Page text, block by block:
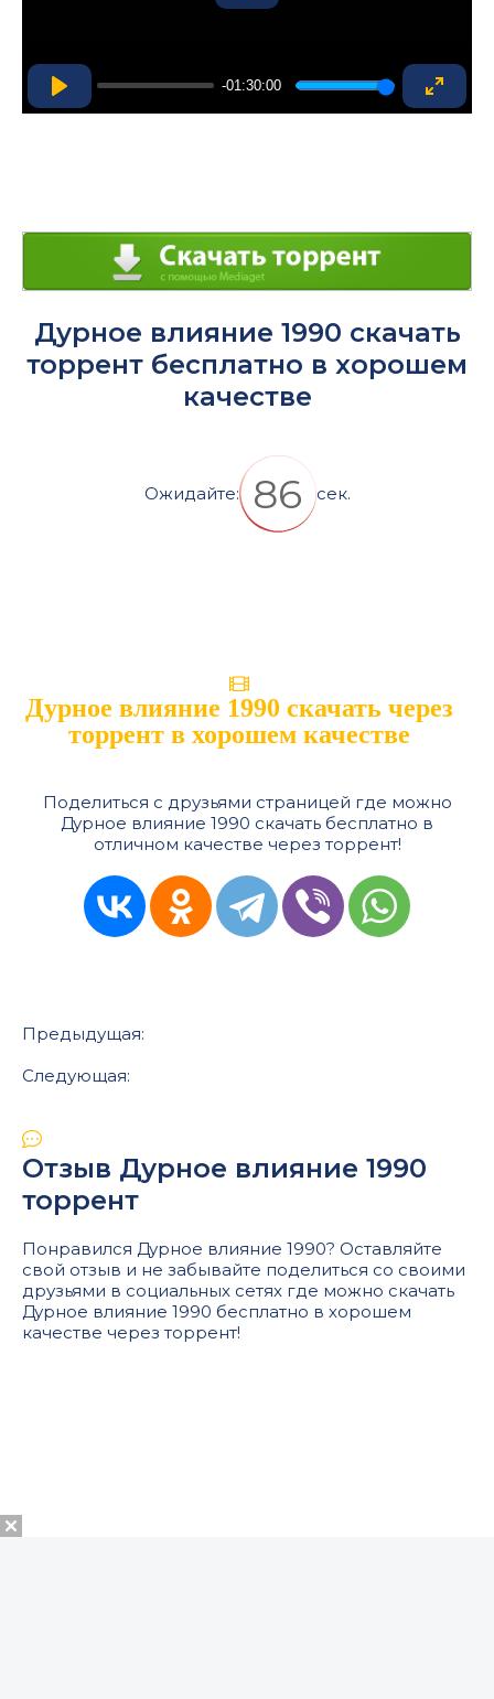
Play
-01:30:00
Enter
Дурное влияние 1990 скачать
торрент бесплатно в хорошем
качестве
Ожидайте: 86 сек.
Дурное влияние 1990 скачать через
торрент в хорошем качестве
Поделиться с друзьями страницей где можно
Дурное влияние 1990 скачать бесплатно в
отличном качестве через торрент!
Предыдущая:
Следующая:
Отзыв Дурное влияние 1990
торрент
Понравился Дурное влияние 1990? Оставляйте
свой отзыв и не забывайте поделиться со своими
друзьями в социальных сетях где можно скачать
Дурное влияние 1990 бесплатно в хорошем
качестве через торрент!